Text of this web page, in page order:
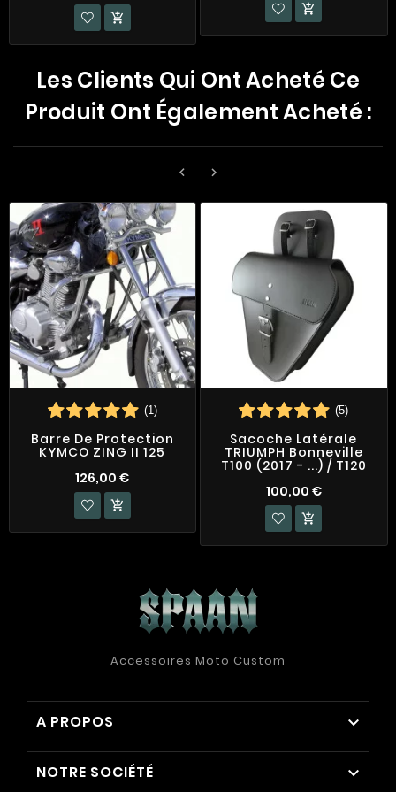


Les Clients Qui Ont Acheté Ce
Produit Ont Également Acheté :
 
(1)
Barre De Protection
KYMCO ZING II 125
126,00 €

(5)
Sacoche Latérale
TRIUMPH Bonneville
T100 (2017 - ...) / T120
100,00 €

Accessoires Moto Custom
A PROPOS 
NOTRE SOCIÉTÉ 